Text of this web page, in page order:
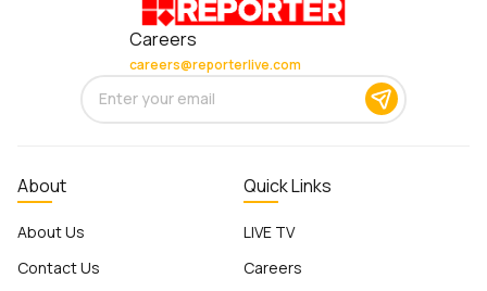
Careers
careers@reporterlive.com
About
About Us
Contact Us
Quick Links
LIVE TV
Careers